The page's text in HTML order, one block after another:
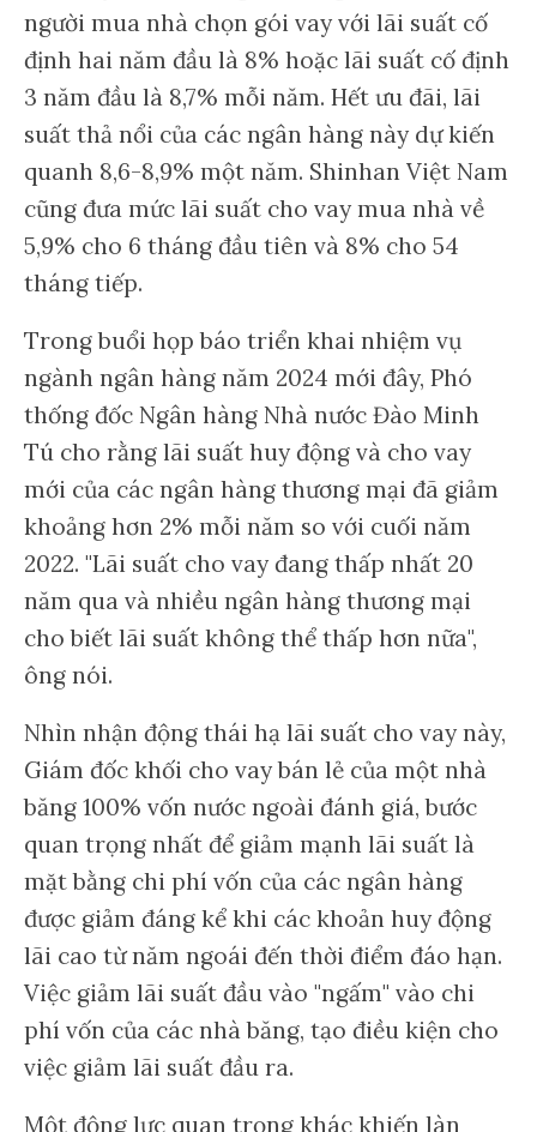
người mua nhà chọn gói vay với lãi suất cố
định hai năm đầu là 8% hoặc lãi suất cố định
3 năm đầu là 8,7% mỗi năm. Hết ưu đãi, lãi
suất thả nổi của các ngân hàng này dự kiến
quanh 8,6-8,9% một năm. Shinhan Việt Nam
cũng đưa mức lãi suất cho vay mua nhà về
5,9% cho 6 tháng đầu tiên và 8% cho 54
tháng tiếp.
Trong buổi họp báo triển khai nhiệm vụ
ngành ngân hàng năm 2024 mới đây, Phó
thống đốc Ngân hàng Nhà nước Đào Minh
Tú cho rằng lãi suất huy động và cho vay
mới của các ngân hàng thương mại đã giảm
khoảng hơn 2% mỗi năm so với cuối năm
2022. "Lãi suất cho vay đang thấp nhất 20
năm qua và nhiều ngân hàng thương mại
cho biết lãi suất không thể thấp hơn nữa",
ông nói.
Nhìn nhận động thái hạ lãi suất cho vay này,
Giám đốc khối cho vay bán lẻ của một nhà
băng 100% vốn nước ngoài đánh giá, bước
quan trọng nhất để giảm mạnh lãi suất là
mặt bằng chi phí vốn của các ngân hàng
được giảm đáng kể khi các khoản huy động
lãi cao từ năm ngoái đến thời điểm đáo hạn.
Việc giảm lãi suất đầu vào "ngấm" vào chi
phí vốn của các nhà băng, tạo điều kiện cho
việc giảm lãi suất đầu ra.
Một động lực quan trọng khác khiến làn